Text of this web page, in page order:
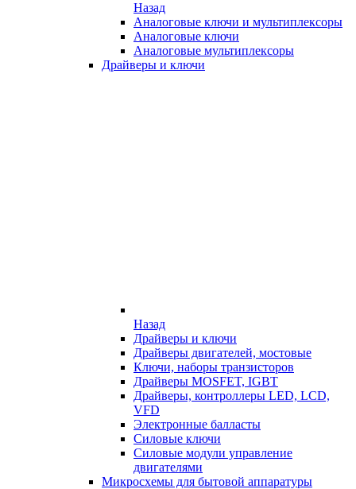
Назад
Аналоговые ключи и мультиплексоры
Аналоговые ключи
Аналоговые мультиплексоры
Драйверы и ключи
Назад
Драйверы и ключи
Драйверы двигателей, мостовые
Ключи, наборы транзисторов
Драйверы MOSFET, IGBT
Драйверы, контроллеры LED, LCD,
VFD
Электронные балласты
Силовые ключи
Силовые модули управление
двигателями
Микросхемы для бытовой аппаратуры